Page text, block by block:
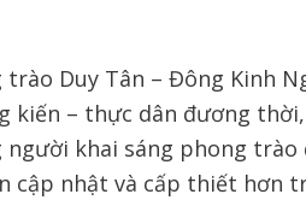
Duy Tân – Đông Kinh
kiến – thực dân đương
khai sáng phong trào
cập nhật và cấp thiết hơn